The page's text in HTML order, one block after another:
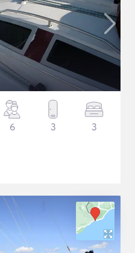
6 3 3